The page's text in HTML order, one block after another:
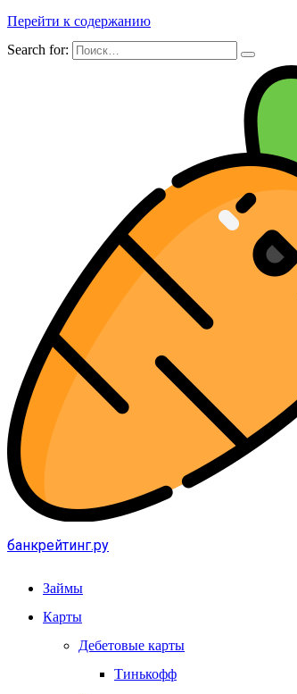
Перейти к содержанию
Search for:
банкрейтинг.ру
Займы
Карты
Дебетовые карты
Тинькофф